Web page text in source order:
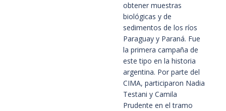
obtener muestras
biológicas y de
sedimentos de los ríos
Paraguay y Paraná. Fue
la primera campaña de
este tipo en la historia
argentina. Por parte del
CIMA, participaron Nadia
Testani y Camila
Prudente en el tramo